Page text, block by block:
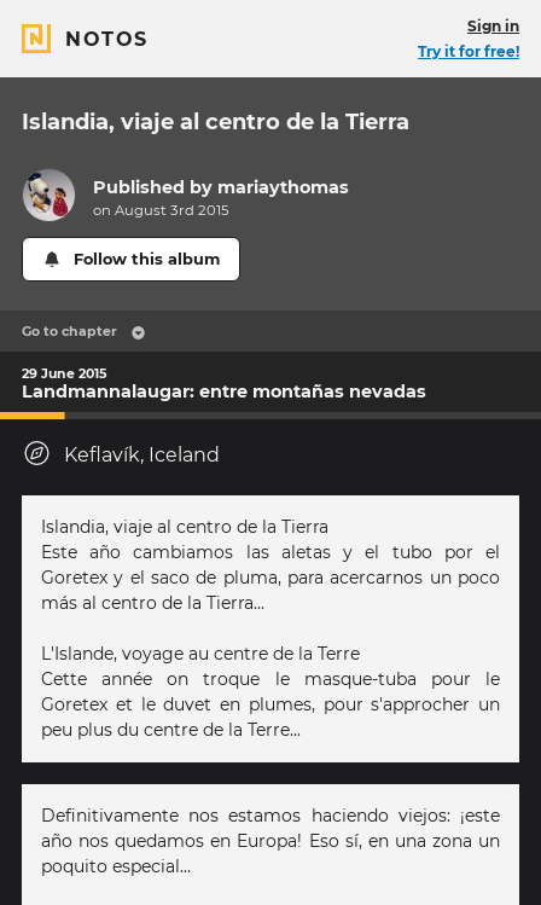
NOTOS
Sign in
Try it for free!
Islandia, viaje al centro de la Tierra
Published by mariaythomas
on August 3rd 2015
Follow this album
Go to chapter
29 June 2015
Landmannalaugar: entre montañas nevadas
Keflavík, Iceland
Islandia, viaje al centro de la Tierra
Este año cambiamos las aletas y el tubo por el
Goretex y el saco de pluma, para acercarnos un poco
más al centro de la Tierra...
L'Islande, voyage au centre de la Terre
Cette année on troque le masque-tuba pour le
Goretex et le duvet en plumes, pour s'approcher un
peu plus du centre de la Terre...
Definitivamente nos estamos haciendo viejos: ¡este
año nos quedamos en Europa! Eso sí, en una zona un
poquito especial…